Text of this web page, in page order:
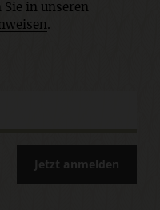
in unseren
.
Jetzt anmelden